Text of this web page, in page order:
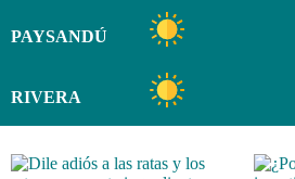
PAYSANDÚ
RIVERA